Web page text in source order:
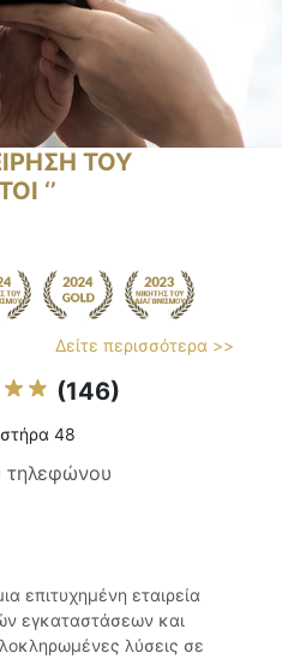
ΤΟΥ
‘’
Δείτε περισσότερα >>
(146)
48
τηλεφώνου
επιτυχημένη εταιρεία
εγκαταστάσεων και
λύσεις σε